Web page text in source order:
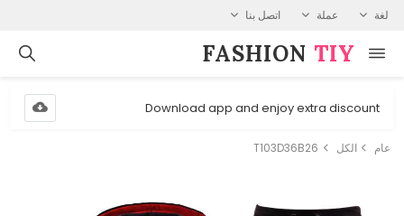
لغة عملة اتصل بنا
FASHION⁠ TIY
Download app and enjoy extra discount
عام الكل T103D36B26